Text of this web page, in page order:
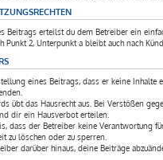
Beitrags erteilst du dem Betreiber ein
Punkt 2, Unterpunkt a bleibt auch nach
eines Beitrags, dass er keine
übt das Hausrecht aus. Bei Verstößen
dir ein Hausverbot erteilen.
dass der Betreiber keine Verantwortung
zu löschen oder zu sperren.
darüber hinaus, deine Beiträge